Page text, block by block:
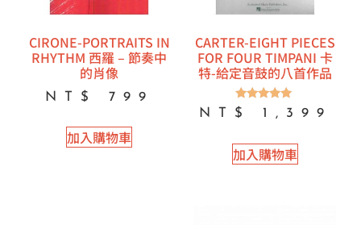
CIRONE-PORTRAITS IN
RHYTHM 西羅 – 節奏中
的肖像
NT$ 799
加入購物車
CARTER-EIGHT PIECES
FOR FOUR TIMPANI 卡
特-給定音鼓的八首作品
評分
5.00
NT$ 1,399
加入購物車